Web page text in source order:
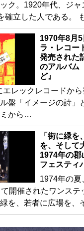
ク。1920年代、ジャ
確立した人である。
1970年8月
ラ・レコー
発売された
のアルバム
ど』
エレックレコードか
盤「イメージの詩」
から…
「街に緑を
を、そして
1974年の郡
フェスティ
1974年の夏
開催されたワンステ
を、若者に広場を、